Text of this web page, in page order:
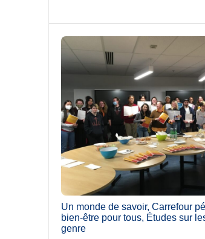
Un monde de savoir, Carrefour
bien-être pour tous, Études sur
genre